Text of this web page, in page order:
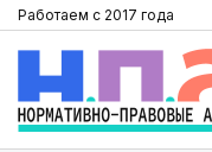
Работаем с 2017 года